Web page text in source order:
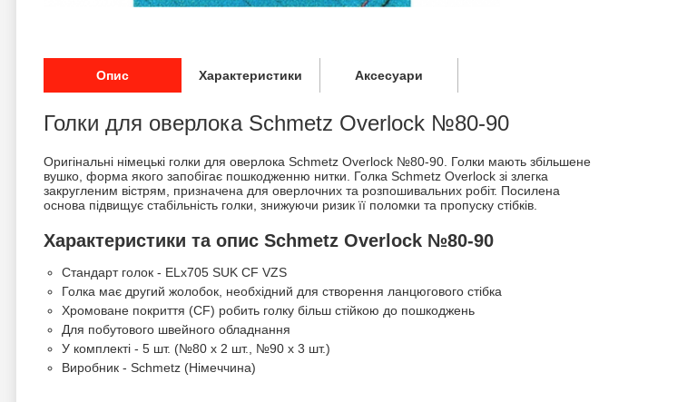
Опис Характеристики Аксесуари
Голки для оверлока Schmetz Overlock №80-90
Оригінальні німецькі голки для оверлока Schmetz Overlock №80-90. Голки мають збільшене
вушко, форма якого запобігає пошкодженню нитки. Голка Schmetz Overlock зі злегка
закругленим вістрям, призначена для оверлочних та розпошивальних робіт. Посилена
основа підвищує стабільність голки, знижуючи ризик її поломки та пропуску стібків.
Характеристики та опис Schmetz Overlock №80-90
Стандарт голок - ELx705 SUK CF VZS
Голка має другий жолобок, необхідний для створення ланцюгового стібка
Хромоване покриття (CF) робить голку більш стійкою до пошкоджень
Для побутового швейного обладнання
У комплекті - 5 шт. (№80 х 2 шт., №90 х 3 шт.)
Виробник - Schmetz (Німеччина)